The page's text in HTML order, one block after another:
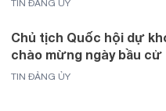
TIN ĐẢNG ỦY
Chủ tịch Quốc hội dự
chào mừng ngày bầu cử
TIN ĐẢNG ỦY